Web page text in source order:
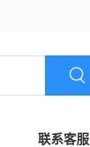
联系客服